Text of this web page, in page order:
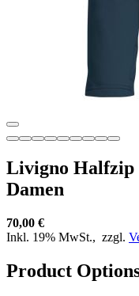
Livigno Halfzip
Damen
70,00 €
Inkl. 19% MwSt., zzgl.
Product